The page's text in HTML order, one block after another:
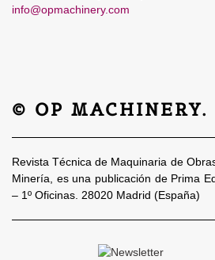
info@opmachinery.com
© OP MACHINERY.
Revista Técnica de Maquinaria de
Minería, es una publicación de Prima
– 1º Oficinas. 28020 Madrid (España)